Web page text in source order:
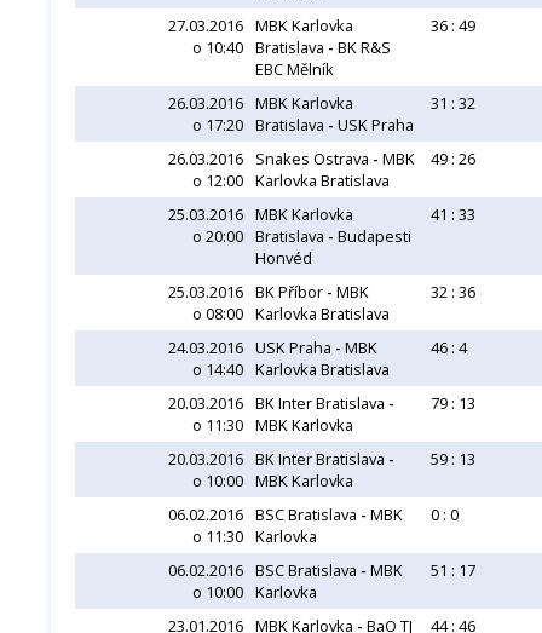
27.03.2016
o 10:40
MBK Karlovka
Bratislava - BK R&S
EBC Mělník
36 : 49
26.03.2016
o 17:20
MBK Karlovka
Bratislava - USK Praha
31 : 32
26.03.2016
o 12:00
Snakes Ostrava - MBK
Karlovka Bratislava
49 : 26
25.03.2016
o 20:00
MBK Karlovka
Bratislava - Budapesti
Honvéd
41 : 33
25.03.2016
o 08:00
BK Příbor - MBK
Karlovka Bratislava
32 : 36
24.03.2016
o 14:40
USK Praha - MBK
Karlovka Bratislava
46 : 4
20.03.2016
o 11:30
BK Inter Bratislava -
MBK Karlovka
79 : 13
20.03.2016
o 10:00
BK Inter Bratislava -
MBK Karlovka
59 : 13
06.02.2016
o 11:30
BSC Bratislava - MBK
Karlovka
0 : 0
06.02.2016
o 10:00
BSC Bratislava - MBK
Karlovka
51 : 17
23.01.2016 MBK Karlovka - BaO TJ 44 : 46